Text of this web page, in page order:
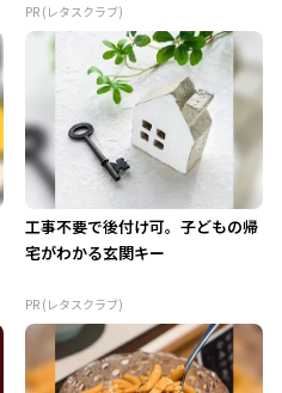
PR (レタスクラブ)
工事不要で後付け可。子どもの帰
宅がわかる玄関キー
PR (レタスクラブ)